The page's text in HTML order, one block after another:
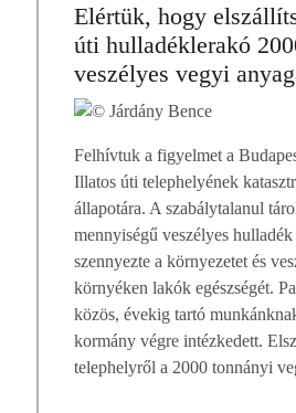
Elértük, hogy
úti hulladéklerakó
veszélyes vegyi
Felhívtuk a figyelmet a
Illatos úti telephelyének
állapotára. A szabálytalanul
mennyiségű veszélyes
szennyezte a környezetet és
környéken lakók egészségét.
közös, évekig tartó
kormány végre intézkedett.
telephelyről a 2000 tonnányi